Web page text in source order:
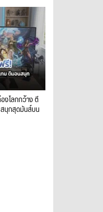
งโลกกว้าง ตี
นุกสุดมันส์บน